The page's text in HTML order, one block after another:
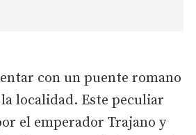
con un puente romano
localidad. Este peculiar
el emperador Trajano y